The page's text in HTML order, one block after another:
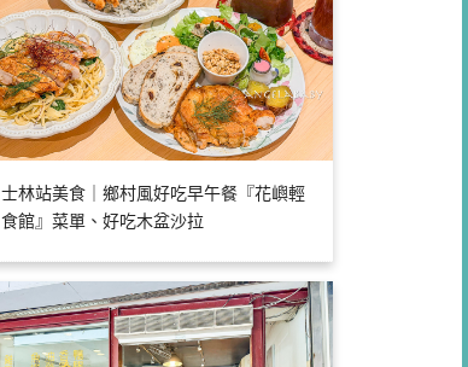
士林站美食｜鄉村風好吃早午餐『花嶼輕
食館』菜單、好吃木盆沙拉